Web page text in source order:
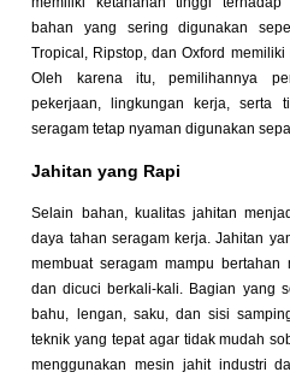
bahan yang sering digunakan
Tropical, Ripstop, dan Oxford
Oleh karena itu, pemilihannya
pekerjaan, lingkungan kerja, serta
seragam tetap nyaman digunakan
Jahitan yang Rapi
Selain bahan, kualitas jahitan
daya tahan seragam kerja. Jahitan
membuat seragam mampu
dan dicuci berkali-kali. Bagian yang
bahu, lengan, saku, dan sisi
teknik yang tepat agar tidak mudah
menggunakan mesin jahit industri